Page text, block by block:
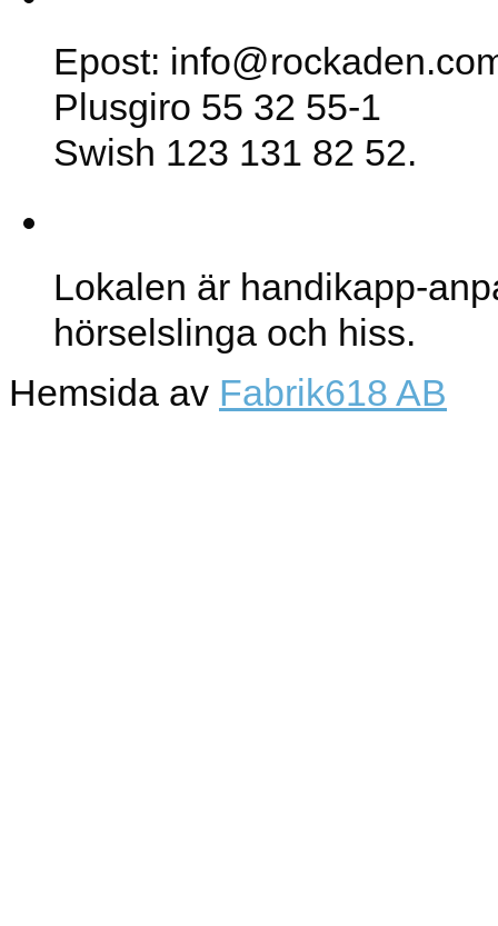
Epost:
Plusgiro 55 32 55-1
Swish 123 131 82 52.
Lokalen är handikapp-
hörselslinga och hiss.
Hemsida av Fabrik618 AB